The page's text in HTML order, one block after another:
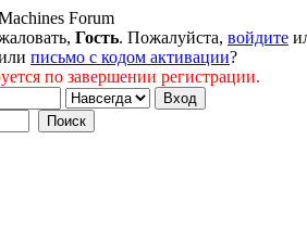
Гость. Пожалуйста, войдите
письмо с кодом активации?
по завершении регистрации.